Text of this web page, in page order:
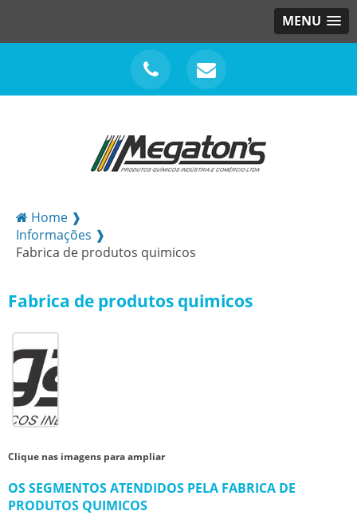
MENU
Home ❱
Informações ❱
Fabrica de produtos quimicos
Fabrica de produtos quimicos
Clique nas imagens para ampliar
OS SEGMENTOS ATENDIDOS PELA FABRICA DE
PRODUTOS QUIMICOS